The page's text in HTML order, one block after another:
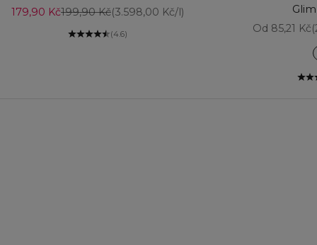
Prodejní cena
179,90 KčBěžná cena
199,90 Kč(3.598,00 Kč/l)
(4.6)
Prodejní
Od 85,21 Kč